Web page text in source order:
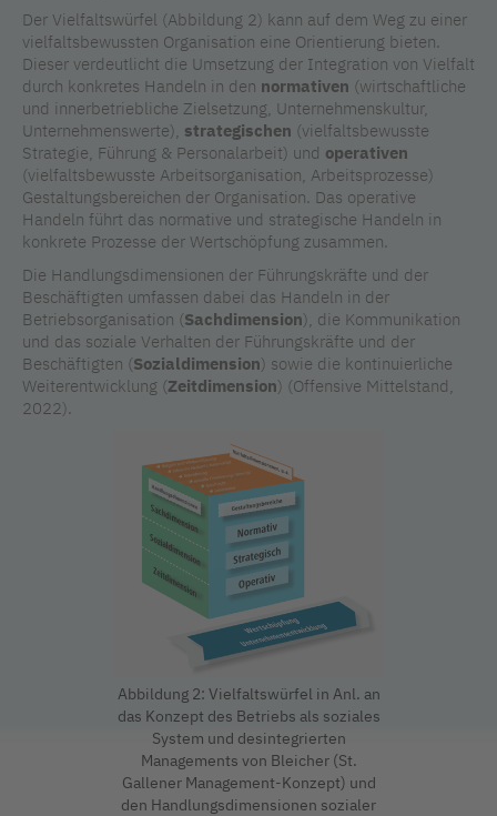
Der Vielfaltswürfel (Abbildung 2) kann auf dem Weg zu einer
vielfaltsbewussten Organisation eine Orientierung bieten.
Dieser verdeutlicht die Umsetzung der Integration von Vielfalt
durch konkretes Handeln in den normativen (wirtschaftliche
und innerbetriebliche Zielsetzung, Unternehmenskultur,
Unternehmenswerte), strategischen (vielfaltsbewusste
Strategie, Führung & Personalarbeit) und operativen
(vielfaltsbewusste Arbeitsorganisation, Arbeitsprozesse)
Gestaltungsbereichen der Organisation. Das operative
Handeln führt das normative und strategische Handeln in
konkrete Prozesse der Wertschöpfung zusammen.
Die Handlungsdimensionen der Führungskräfte und der
Beschäftigten umfassen dabei das Handeln in der
Betriebsorganisation (Sachdimension), die Kommunikation
und das soziale Verhalten der Führungskräfte und der
Beschäftigten (Sozialdimension) sowie die kontinuierliche
Weiterentwicklung (Zeitdimension) (Offensive Mittelstand,
2022).
Abbildung 2: Vielfaltswürfel in Anl. an
das Konzept des Betriebs als soziales
System und desintegrierten
Managements von Bleicher (St.
Gallener Management-Konzept) und
den Handlungsdimensionen sozialer